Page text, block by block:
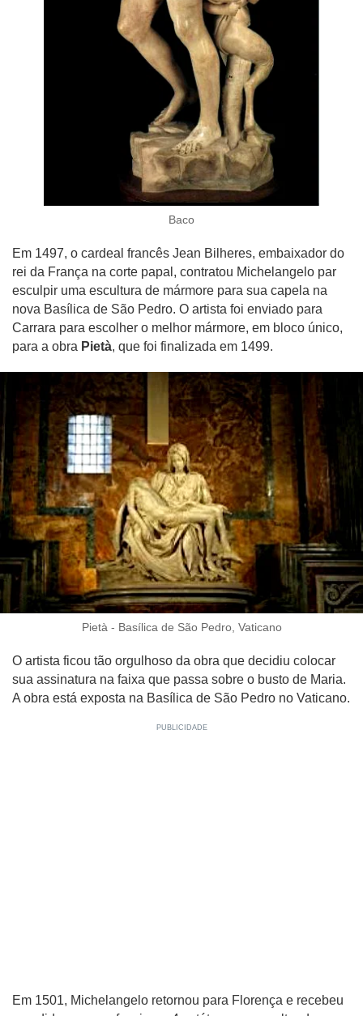
Baco
Em 1497, o cardeal francês Jean Bilheres, embaixador do
rei da França na corte papal, contratou Michelangelo par
esculpir uma escultura de mármore para sua capela na
nova Basílica de São Pedro. O artista foi enviado para
Carrara para escolher o melhor mármore, em bloco único,
para a obra Pietà, que foi finalizada em 1499.
Pietà - Basílica de São Pedro, Vaticano
O artista ficou tão orgulhoso da obra que decidiu colocar
sua assinatura na faixa que passa sobre o busto de Maria.
A obra está exposta na Basílica de São Pedro no Vaticano.
Em 1501, Michelangelo retornou para Florença e recebeu